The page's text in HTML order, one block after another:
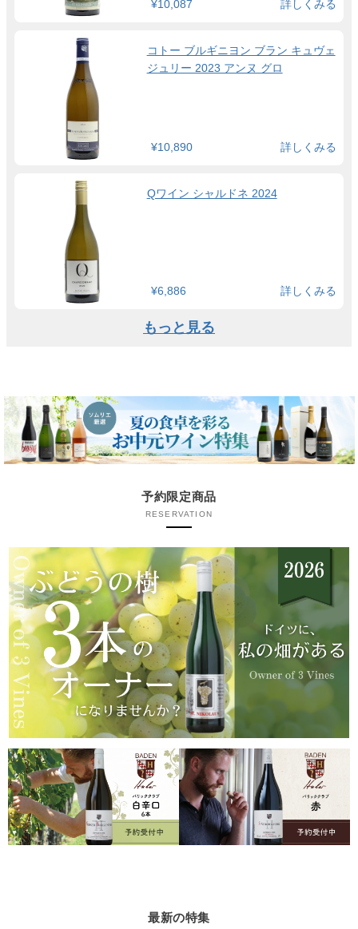
¥10,087 詳しくみる
コトー ブルギニヨン ブラン キュヴェ
ジュリー 2023 アンヌ グロ
¥10,890 詳しくみる
Qワイン シャルドネ 2024
¥6,886 詳しくみる
もっと見る
予約限定商品
RESERVATION
最新の特集